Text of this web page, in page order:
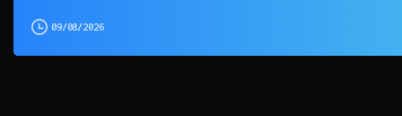
09/08/2026